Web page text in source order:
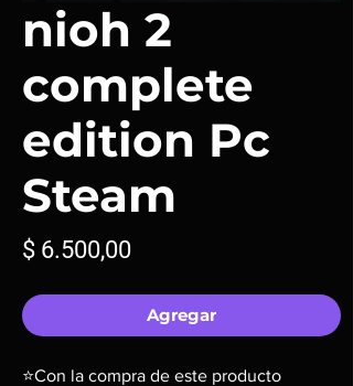
nioh 2
complete
edition Pc
Steam
$ 6.500,00Precio
Agregar
⭐Con la compra de este producto